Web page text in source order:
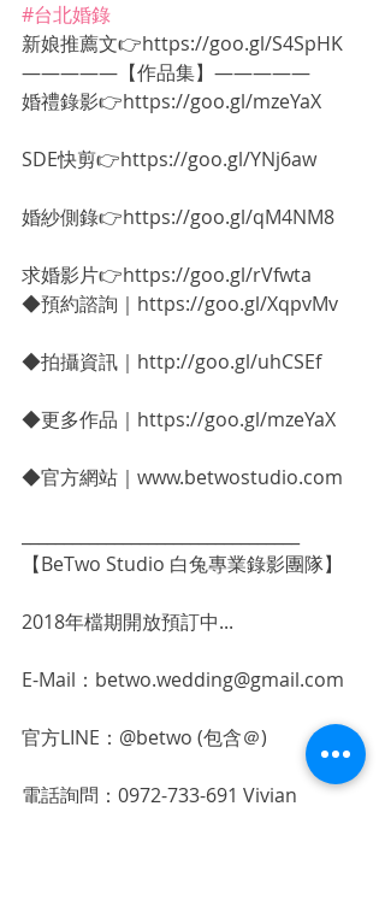
#台北婚錄
新娘推薦文👉https://goo.gl/S4SpHK
—————【作品集】—————
婚禮錄影👉https://goo.gl/mzeYaX
SDE快剪👉https://goo.gl/YNj6aw
婚紗側錄👉https://goo.gl/qM4NM8
求婚影片👉https://goo.gl/rVfwta
◆預約諮詢｜https://goo.gl/XqpvMv
◆拍攝資訊｜http://goo.gl/uhCSEf
◆更多作品｜https://goo.gl/mzeYaX
◆官方網站｜www.betwostudio.com
【BeTwo Studio 白兔專業錄影團隊】
2018年檔期開放預訂中...
E-Mail：betwo.wedding@gmail.com
官方LINE：@betwo (包含＠)
電話詢問：0972-733-691 Vivian